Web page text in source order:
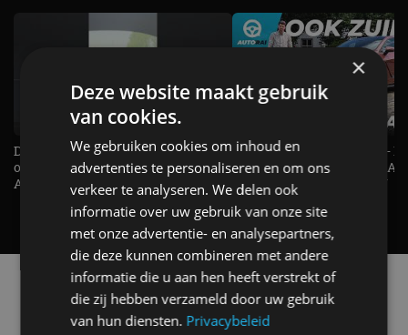
De Renault Twingo heeft een
opvallende snelheidsmeter! -
AutoRAI TV
De perfecte (gezins)taxi? -
ES500e (2026) - REVIEW -
UITGELEGD! - AutoRAI TV
Alle automerken
Selecteer een merk voor meer informatie, modellen
en alle nieuwsberichten
×
Deze website maakt gebruik
van cookies.
We gebruiken cookies om inhoud en
advertenties te personaliseren en om ons
verkeer te analyseren. We delen ook
informatie over uw gebruik van onze site
met onze advertentie- en analysepartners,
die deze kunnen combineren met andere
informatie die u aan hen heeft verstrekt of
die zij hebben verzameld door uw gebruik
van hun diensten. Privacybeleid